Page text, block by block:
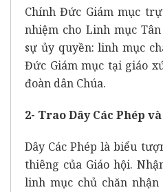
Chính Đức Giám mục
nhiệm cho Linh mục
sự ủy quyền: linh mục
Đức Giám mục tại giáo
đoàn dân Chúa.
2- Trao Dây Các Phép
Dây Các Phép là biểu
thiêng của Giáo hội.
linh mục chủ chăn